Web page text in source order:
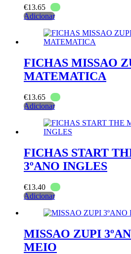
€13.65
Adicionar
FICHAS MISSAO
MATEMATICA
€13.65
Adicionar
FICHAS START
3ºANO INGLES
€13.40
Adicionar
MISSAO ZUPI
MEIO